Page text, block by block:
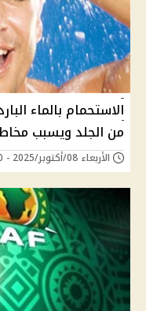
الاستحمام بالماء
من الجلد ويسبب
الأربعاء 08/أكتوبر/2025 - 07:00 ص